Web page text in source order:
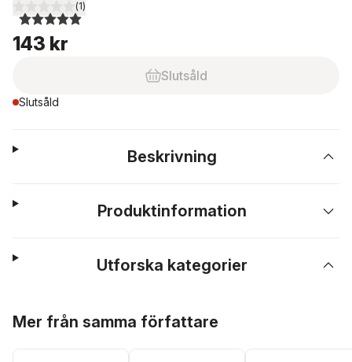
5,0utav 5 stjärnor. Totalt antal röster:
(1)
143 kr
Slutsåld
Slutsåld
Beskrivning
Produktinformation
Utforska kategorier
Mer från samma författare